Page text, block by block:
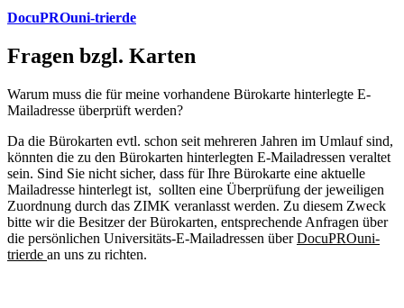
DocuPROuni-trierde
Fragen bzgl. Karten
Warum muss die für meine vorhandene Bürokarte hinterlegte E-
Mailadresse überprüft werden?
Da die Bürokarten evtl. schon seit mehreren Jahren im Umlauf sind,
könnten die zu den Bürokarten hinterlegten E-Mailadressen veraltet
sein. Sind Sie nicht sicher, dass für Ihre Bürokarte eine aktuelle
Mailadresse hinterlegt ist, sollten eine Überprüfung der jeweiligen
Zuordnung durch das ZIMK veranlasst werden. Zu diesem Zweck
bitte wir die Besitzer der Bürokarten, entsprechende Anfragen über
die persönlichen Universitäts-E-Mailadressen überDocuPROuni-
trierde an uns zu richten.